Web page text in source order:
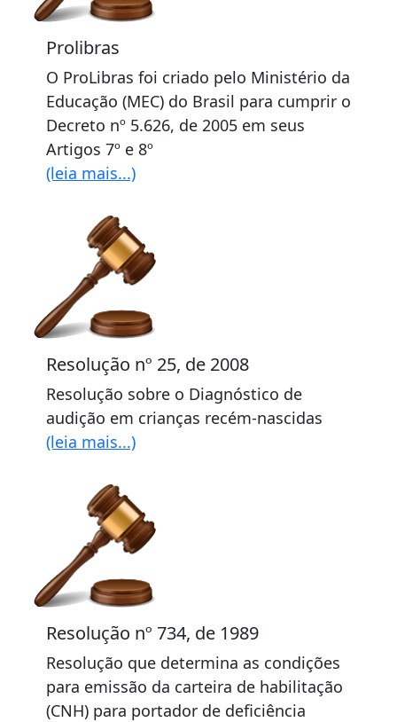
Prolibras
O ProLibras foi criado pelo Ministério da
Educação (MEC) do Brasil para cumprir o
Decreto nº 5.626, de 2005 em seus
Artigos 7º e 8º
(leia mais...)
Resolução nº 25, de 2008
Resolução sobre o Diagnóstico de
audição em crianças recém-nascidas
(leia mais...)
Resolução nº 734, de 1989
Resolução que determina as condições
para emissão da carteira de habilitação
(CNH) para portador de deficiência